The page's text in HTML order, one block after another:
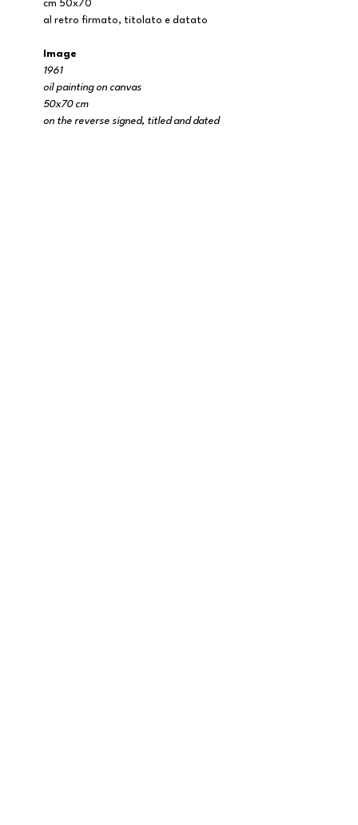
cm 50x70
al retro firmato, titolato e datato
Image
1961
oil painting on canvas
50x70 cm
on the reverse signed, titled and dated